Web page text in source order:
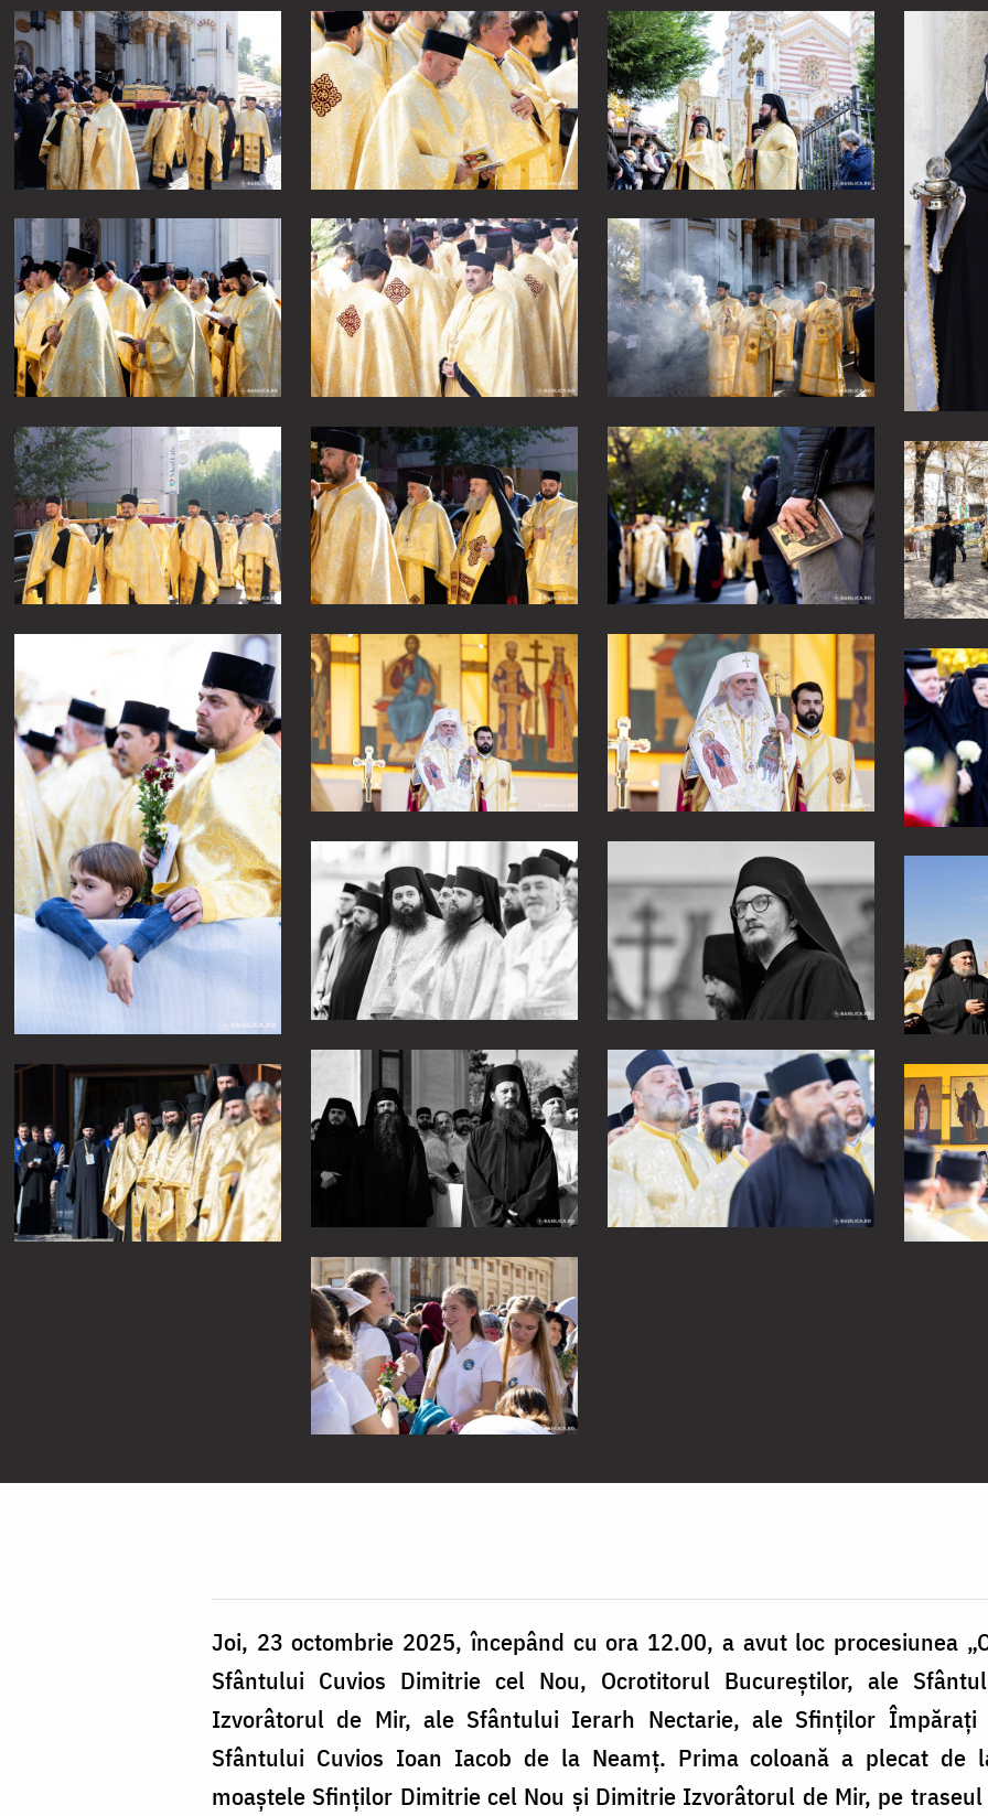
Joi, 23 octombrie 2025, începând cu ora 12.00, a avut loc procesiunea
Sfântului Cuvios Dimitrie cel Nou, Ocrotitorul Bucureștilor, ale
Izvorâtorul de Mir, ale Sfântului Ierarh Nectarie, ale Sfinților
Sfântului Cuvios Ioan Iacob de la Neamț. Prima coloană a plecat de
moaștele Sfinților Dimitrie cel Nou și Dimitrie Izvorâtorul de Mir, pe